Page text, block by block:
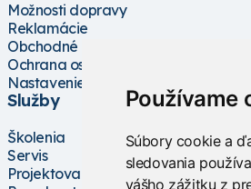
Používame
Súbory cookie a
sledovania
vášho zážitku z
Možnosti dopravy
Reklamácie
Obchodné podmienky
Ochrana osobných údajov
Nastavenie cookies
Služby
Školenia
Servis
Projektovanie